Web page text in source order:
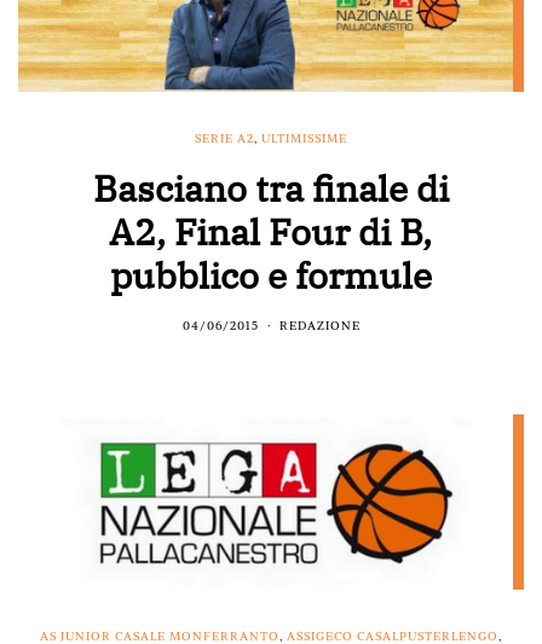
SERIE A2, ULTIMISSIME
Basciano tra finale di
A2, Final Four di B,
pubblico e formule
04/06/2015 REDAZIONE
AS JUNIOR CASALE MONFERRANTO, ASSIGECO CASALPUSTERLENGO,